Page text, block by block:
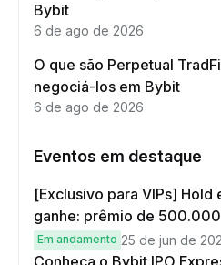
Bybit
6 de ago de 2026
O que são Perpetual
negociá-los em Bybit
6 de ago de 2026
Eventos em destaque
[Exclusivo para VIPs] Hold
ganhe: prêmio de 500.000
Em andamento 25 de jun de
Conheça o Bybit IPO